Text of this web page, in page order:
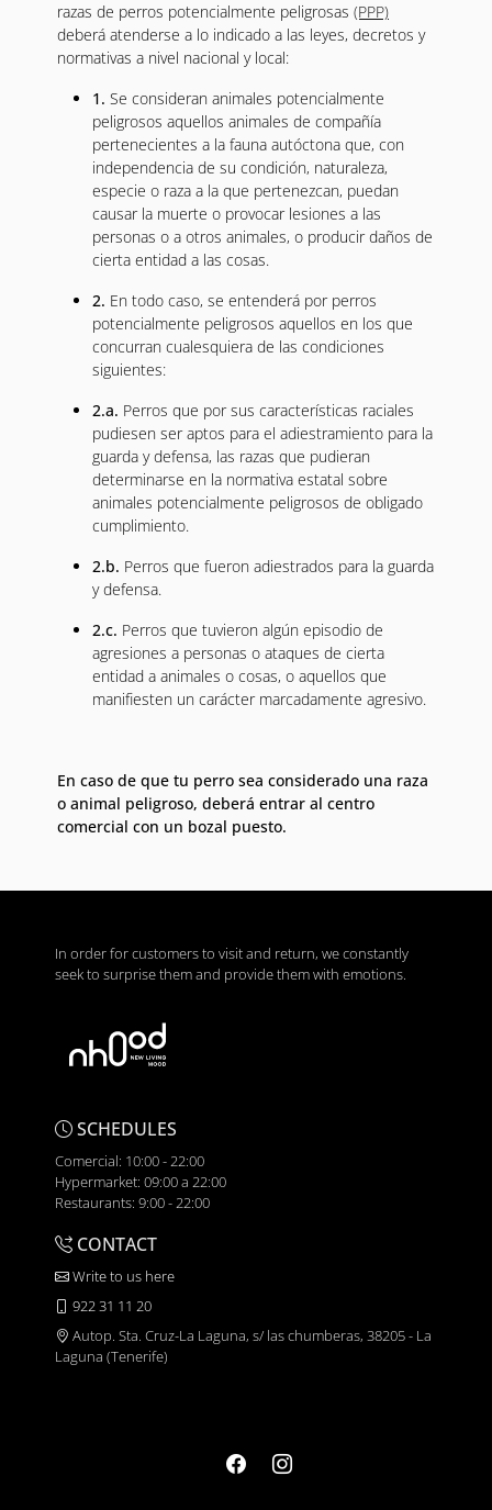
razas de perros potencialmente peligrosas (PPP)
deberá atenderse a lo indicado a las leyes, decretos y
normativas a nivel nacional y local:
1. Se consideran animales potencialmente
peligrosos aquellos animales de compañía
pertenecientes a la fauna autóctona que, con
independencia de su condición, naturaleza,
especie o raza a la que pertenezcan, puedan
causar la muerte o provocar lesiones a las
personas o a otros animales, o producir daños de
cierta entidad a las cosas.
2. En todo caso, se entenderá por perros
potencialmente peligrosos aquellos en los que
concurran cualesquiera de las condiciones
siguientes:
2.a. Perros que por sus características raciales
pudiesen ser aptos para el adiestramiento para la
guarda y defensa, las razas que pudieran
determinarse en la normativa estatal sobre
animales potencialmente peligrosos de obligado
cumplimiento.
2.b. Perros que fueron adiestrados para la guarda
y defensa.
2.c. Perros que tuvieron algún episodio de
agresiones a personas o ataques de cierta
entidad a animales o cosas, o aquellos que
manifiesten un carácter marcadamente agresivo.
En caso de que tu perro sea considerado una raza
o animal peligroso, deberá entrar al centro
comercial con un bozal puesto.
In order for customers to visit and return, we constantly
seek to surprise them and provide them with emotions.
SCHEDULES
Comercial: 10:00 - 22:00
Hypermarket: 09:00 a 22:00
Restaurants: 9:00 - 22:00
CONTACT
Write to us here
922 31 11 20
Autop. Sta. Cruz-La Laguna, s/ las chumberas, 38205 - La
Laguna (Tenerife)